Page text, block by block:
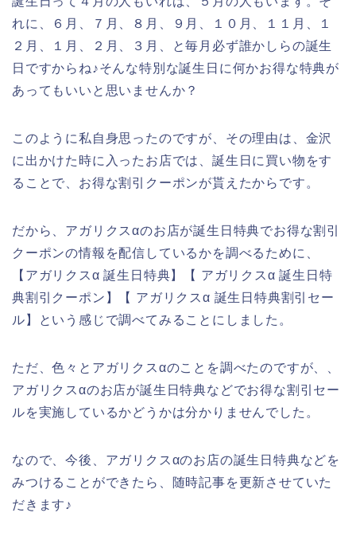
れに、６月、７月、８月、９月、１０月、１１月、１
２月、１月、２月、３月、と毎月必ず誰かしらの誕生
日ですからね♪そんな特別な誕生日に何かお得な特典が
あってもいいと思いませんか？
このように私自身思ったのですが、その理由は、金沢
に出かけた時に入ったお店では、誕生日に買い物をす
ることで、お得な割引クーポンが貰えたからです。
だから、アガリクスαのお店が誕生日特典でお得な割引
クーポンの情報を配信しているかを調べるために、
【アガリクスα 誕生日特典】【 アガリクスα 誕生日特
典割引クーポン】【 アガリクスα 誕生日特典割引セー
ル】という感じで調べてみることにしました。
ただ、色々とアガリクスαのことを調べたのですが、、
アガリクスαのお店が誕生日特典などでお得な割引セー
ルを実施しているかどうかは分かりませんでした。
なので、今後、アガリクスαのお店の誕生日特典などを
みつけることができたら、随時記事を更新させていた
だきます♪